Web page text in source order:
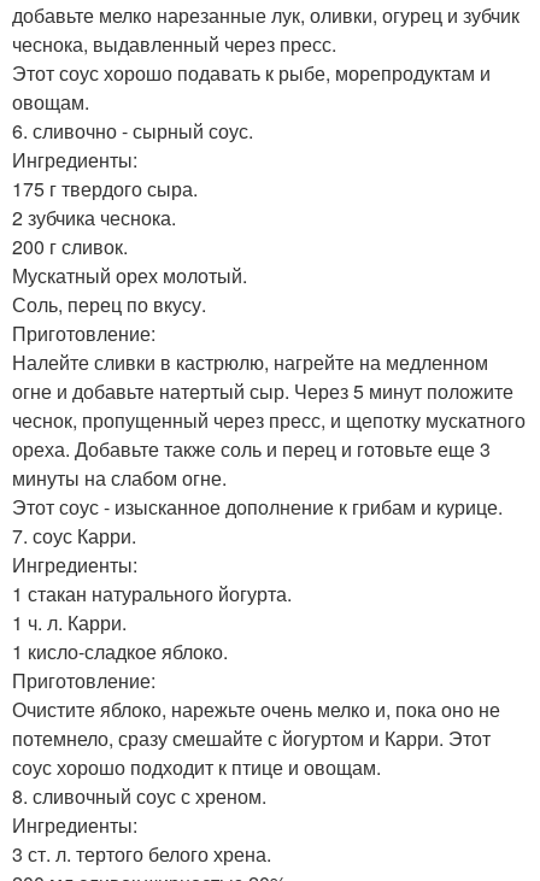
добавьте мелко нарезанные лук, оливки, огурец и зубчик
чеснока, выдавленный через пресс.
Этот соус хорошо подавать к рыбе, морепродуктам и
овощам.
6. сливочно - сырный соус.
Ингредиенты:
175 г твердого сыра.
2 зубчика чеснока.
200 г сливок.
Мускатный орех молотый.
Соль, перец по вкусу.
Приготовление:
Налейте сливки в кастрюлю, нагрейте на медленном
огне и добавьте натертый сыр. Через 5 минут положите
чеснок, пропущенный через пресс, и щепотку мускатного
ореха. Добавьте также соль и перец и готовьте еще 3
минуты на слабом огне.
Этот соус - изысканное дополнение к грибам и курице.
7. соус Карри.
Ингредиенты:
1 стакан натурального йогурта.
1 ч. л. Карри.
1 кисло-сладкое яблоко.
Приготовление:
Очистите яблоко, нарежьте очень мелко и, пока оно не
потемнело, сразу смешайте с йогуртом и Карри. Этот
соус хорошо подходит к птице и овощам.
8. сливочный соус с хреном.
Ингредиенты:
3 ст. л. тертого белого хрена.